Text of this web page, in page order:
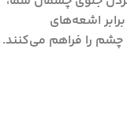
اشعه‌های
چشم را فراهم می‌كنند‏‏‏.‏‏‏